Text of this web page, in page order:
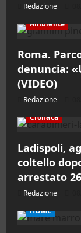
Redazione
Ambiente
Roma.
denuncia:
(VIDEO)
Redazione
Cronaca
Ladispoli,
coltello
arrestato
Redazione
HOME